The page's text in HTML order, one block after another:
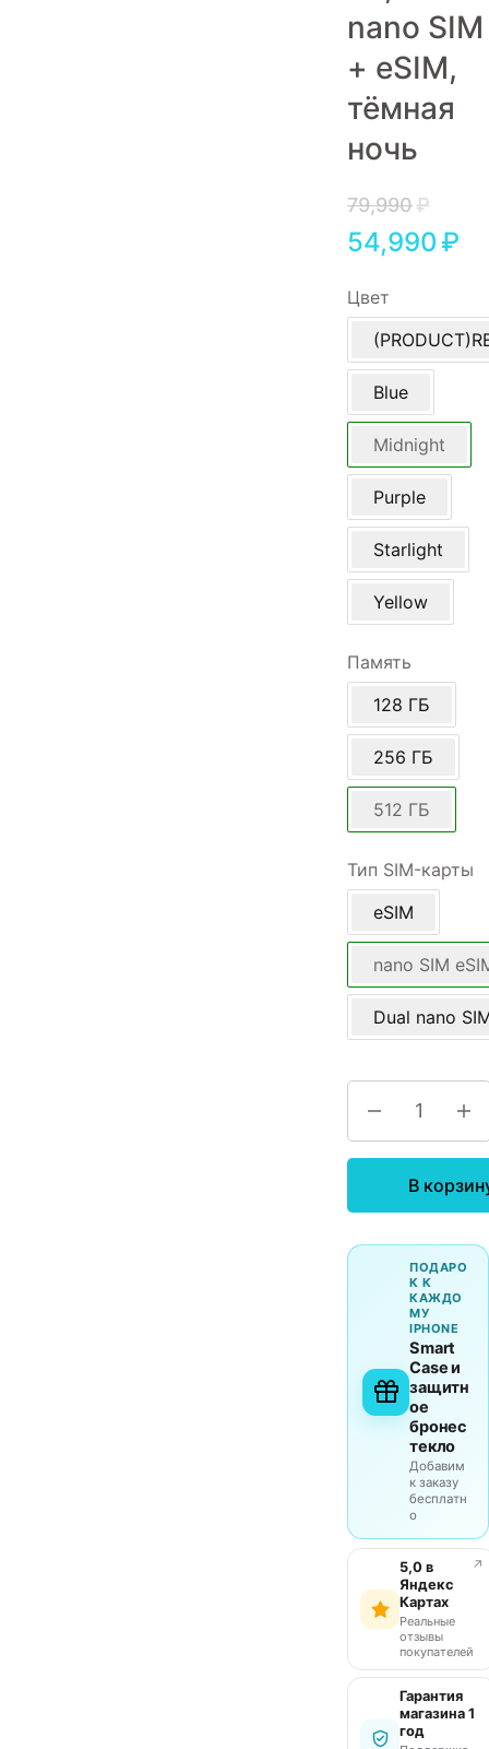
nano SIM
+ eSIM,
тёмная
ночь
79,990₽
54,990₽
Цвет
Blue
Midnight
Purple
Starlight
Yellow
Память
128 ГБ
256 ГБ
512 ГБ
Тип SIM-карты
eSIM
nano SIM
Dual nano
В
ПОДАРО
К К
КАЖДО
МУ
IPHONE
Smart
Case и
защитн
ое
бронес
текло
Добавим
к заказу
бесплатн
о
5,0 в
Яндекс
Картах
Реальные
отзывы
покупателей
↗
Гарантия
магазина 1
год